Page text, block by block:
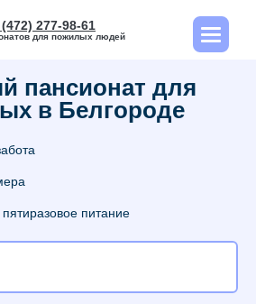
277-98-61
для пожилых людей
пансионат для
в Белгороде
питание